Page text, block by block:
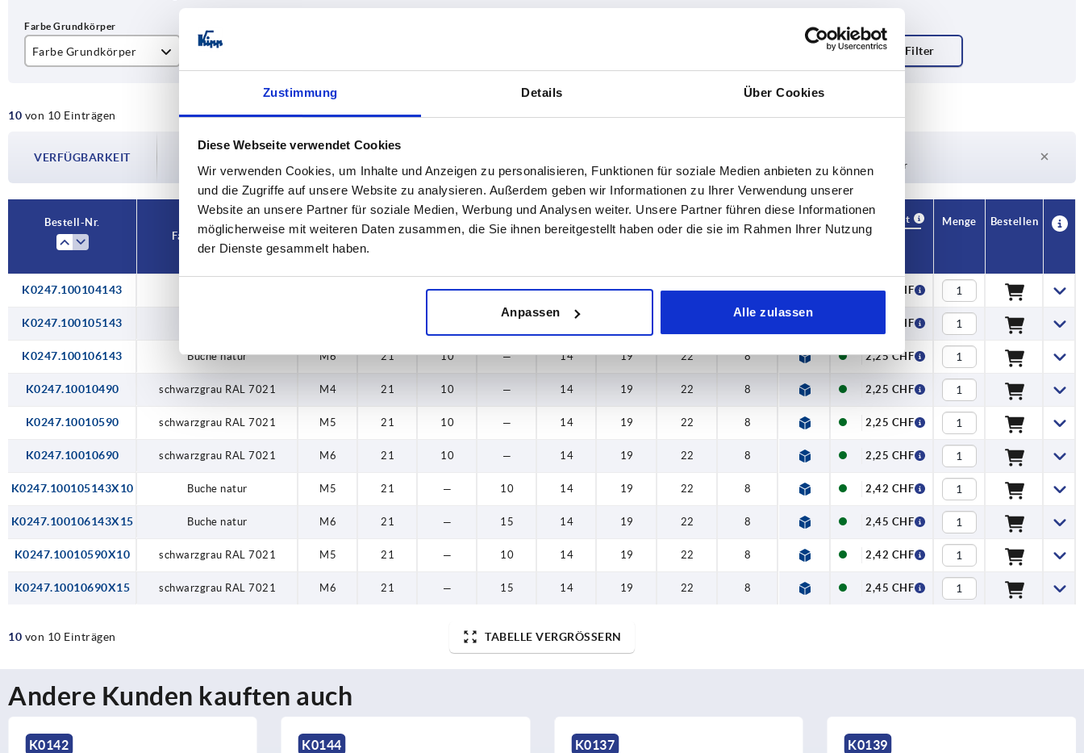
Zustimmung Details Über Cookies
Diese Webseite verwendet Cookies
Wir verwenden Cookies, um Inhalte und Anzeigen zu personalisieren, Funktionen für soziale Medien anbieten zu können
und die Zugriffe auf unsere Website zu analysieren. Außerdem geben wir Informationen zu Ihrer Verwendung unserer
Website an unsere Partner für soziale Medien, Werbung und Analysen weiter. Unsere Partner führen diese Informationen
möglicherweise mit weiteren Daten zusammen, die Sie ihnen bereitgestellt haben oder die sie im Rahmen Ihrer Nutzung
der Dienste gesammelt haben.
Anpassen Alle zulassen
Farbe Grundkörper
schwarzgrau RAL 7021 M5
M6
15
10 von 10 Einträgen TABELLE VERGRÖSSERN
VERFÜGBARKEIT
Die Verfügbarkeiten werden in regelmäßigen Abständen mehrmals täglich aktualisiert.
Versanddatum.
4-20 Tage
Derzeit nicht auf Lager
Bestell-Nr.
Farbe Grundkörper
D D1 T L D2 D3 H H1
CAD
Verfügbarkeit
Preis
Menge Bestellen
K0247.100104143 10 — 14 19 22 8 2,25 CHF
K0247.100105143 2,25 CHF
K0247.100106143 Buche natur M6 21 10 — 14 19 22 8 2,25 CHF
K0247.10010490 schwarzgrau RAL 7021 M4 21 10 — 14 19 22 8 2,25 CHF
K0247.10010590 schwarzgrau RAL 7021 M5 21 10 — 14 19 22 8 2,25 CHF
K0247.10010690 schwarzgrau RAL 7021 M6 21 10 — 14 19 22 8 2,25 CHF
K0247.100105143X10 Buche natur M5 21 — 10 14 19 22 8 2,42 CHF
K0247.100106143X15 Buche natur M6 21 — 15 14 19 22 8 2,45 CHF
K0247.10010590X10 schwarzgrau RAL 7021 M5 21 — 10 14 19 22 8 2,42 CHF
K0247.10010690X15 schwarzgrau RAL 7021 M6 21 — 15 14 19 22 8 2,45 CHF
10 von 10 Einträgen TABELLE VERGRÖSSERN
Andere Kunden kauften auch
K0144 K0137 K0139 K1473